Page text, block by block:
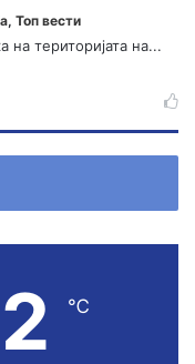
, Топ вести
територијата на...
℃